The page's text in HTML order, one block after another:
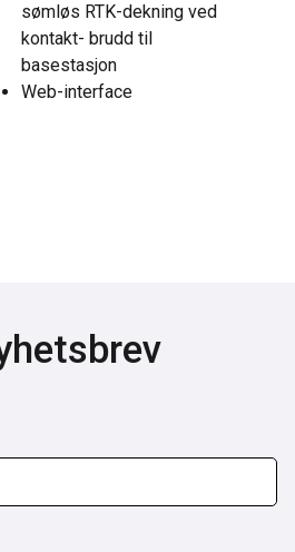
sømløs RTK-dekning ved
kontakt- brudd til
basestasjon
Web-interface